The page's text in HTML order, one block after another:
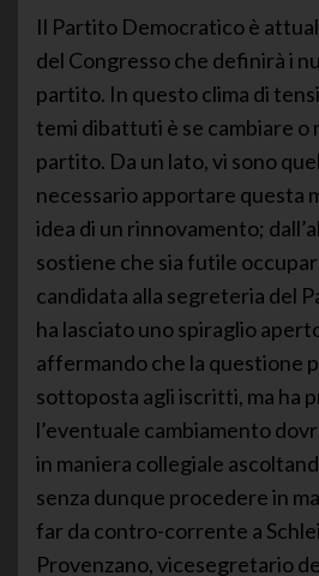
Il Partito Democratico è
del Congresso che definirà i
partito. In questo clima di
temi dibattuti è se cambiare o
partito. Da un lato, vi sono
necessario apportare questa
idea di un rinnovamento;
sostiene che sia futile
candidata alla segreteria del
ha lasciato uno spiraglio
affermando che la questione
sottoposta agli iscritti, ma ha
l’eventuale cambiamento
in maniera collegiale
senza dunque procedere in
far da contro-corrente a
Provenzano, vicesegretario